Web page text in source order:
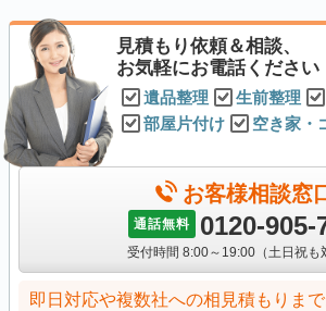
見積もり依頼＆相談、
お気軽にお電話ください
遺品整理 生前整理
部屋片付け
空き家・
お客様相談窓
通話無料 0120-905-
受付時間 8:00～19:00（土日祝も
即日対応や複数社への相見積もりま